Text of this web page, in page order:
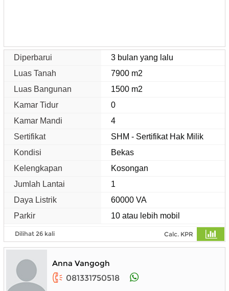
Diperbarui
3 bulan yang lalu
Luas Tanah
7900 m2
Luas Bangunan
1500 m2
Kamar Tidur
0
Kamar Mandi
4
Sertifikat
SHM - Sertifikat Hak Milik
Kondisi
Bekas
Kelengkapan
Kosongan
Jumlah Lantai
1
Daya Listrik
60000 VA
Parkir
10 atau lebih mobil
Dilihat 26 kali Calc. KPR
Anna Vangogh
081331750518